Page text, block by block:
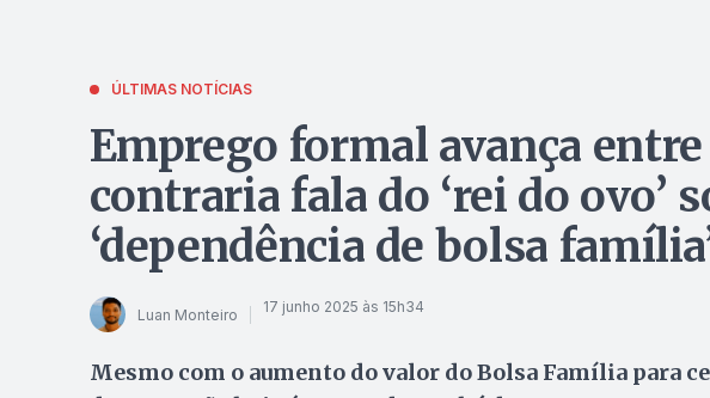
ÚLTIMAS NOTÍCIAS
Emprego formal avança
contraria fala do ‘rei do ovo’
‘dependência de bolsa
Luan Monteiro 17 junho 2025 às 15h34
Mesmo com o aumento do valor do Bolsa Família para